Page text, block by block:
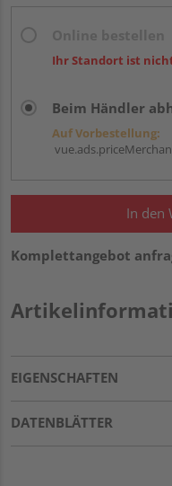
Ihr Standort ist
Beim Händler
Auf Vorbestellung:
In den
Komplettangebot
EIGENSCHAFTEN
DATENBLÄTTER